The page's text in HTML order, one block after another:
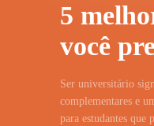
5
você
Ser universitário
complementares e
para estudantes